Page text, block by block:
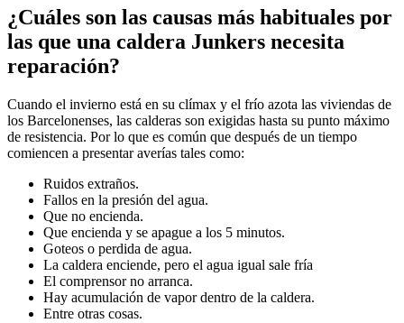
¿Cuáles son las causas más habituales por
las que una caldera Junkers necesita
reparación?
Cuando el invierno está en su clímax y el frío azota las viviendas de
los Barcelonenses, las calderas son exigidas hasta su punto máximo
de resistencia. Por lo que es común que después de un tiempo
comiencen a presentar averías tales como:
Ruidos extraños.
Fallos en la presión del agua.
Que no encienda.
Que encienda y se apague a los 5 minutos.
Goteos o perdida de agua.
La caldera enciende, pero el agua igual sale fría
El comprensor no arranca.
Hay acumulación de vapor dentro de la caldera.
Entre otras cosas.